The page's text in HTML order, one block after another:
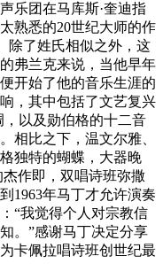
乐团在马库斯·奎迪指
熟悉的20世纪大师的作
除了姓氏相似之外，这
弗兰克来说，当他早年
开始了他的音乐生涯的
，其中包括了文艺复兴
，以及勋伯格的十二音
相比之下，温文尔雅、
独特的蝴蝶，大器晚
作即，双唱诗班弥撒
1963年马丁才允许演奏
“我觉得个人对宗教信
。”感谢马丁决定分享
卡佩拉唱诗班创世纪最